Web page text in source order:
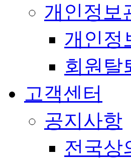
개인정보
개인정
회원탈
고객센터
공지사항
전국상